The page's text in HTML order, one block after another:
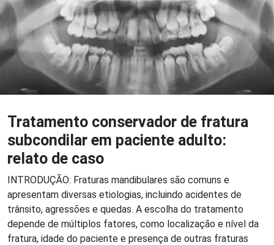
Tratamento conservador de fratura
subcondilar em paciente adulto:
relato de caso
INTRODUÇÃO: Fraturas mandibulares são comuns e
apresentam diversas etiologias, incluindo acidentes de
trânsito, agressões e quedas. A escolha do tratamento
depende de múltiplos fatores, como localização e nível da
fratura, idade do paciente e presença de outras fraturas